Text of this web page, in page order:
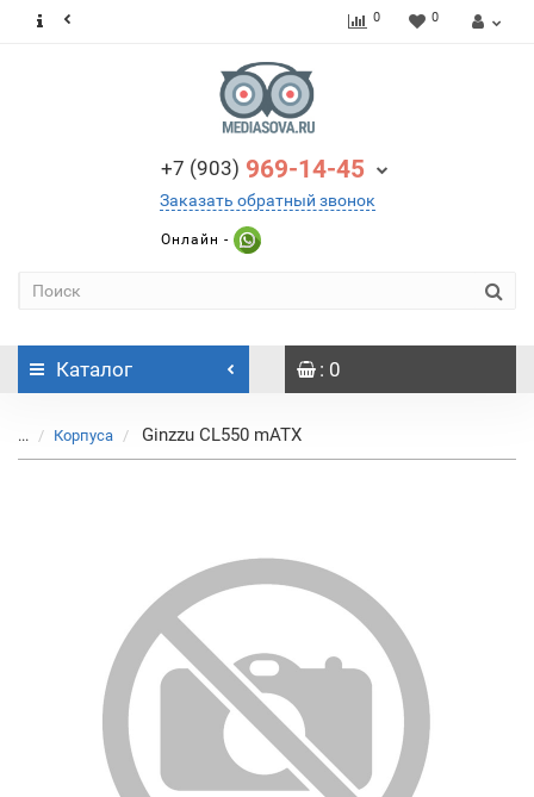
0 0
+7 (903) 969-14-45
Заказать обратный звонок
Онлайн -
Каталог : 0
... Корпуса Ginzzu CL550 mATX